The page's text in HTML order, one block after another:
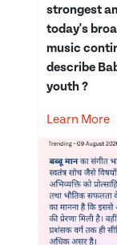
strongest
today's
music
describe
youth ?
Learn More